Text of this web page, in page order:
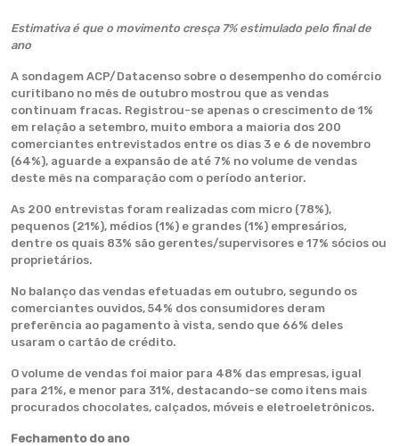
Estimativa é que o movimento cresça 7% estimulado pelo final de
ano
A sondagem ACP/Datacenso sobre o desempenho do comércio
curitibano no mês de outubro mostrou que as vendas
continuam fracas. Registrou-se apenas o crescimento de 1%
em relação a setembro, muito embora a maioria dos 200
comerciantes entrevistados entre os dias 3 e 6 de novembro
(64%), aguarde a expansão de até 7% no volume de vendas
deste mês na comparação com o período anterior.
As 200 entrevistas foram realizadas com micro (78%),
pequenos (21%), médios (1%) e grandes (1%) empresários,
dentre os quais 83% são gerentes/supervisores e 17% sócios ou
proprietários.
No balanço das vendas efetuadas em outubro, segundo os
comerciantes ouvidos, 54% dos consumidores deram
preferência ao pagamento à vista, sendo que 66% deles
usaram o cartão de crédito.
O volume de vendas foi maior para 48% das empresas, igual
para 21%, e menor para 31%, destacando-se como itens mais
procurados chocolates, calçados, móveis e eletroeletrônicos.
Fechamento do ano